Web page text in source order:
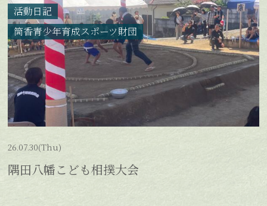
26.07.30(Thu)
隅田八幡こども相撲大会
活動日記
筒香青少年育成スポーツ財団